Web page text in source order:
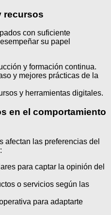
recursos
con suficiente
su papel
y formación continua.
y mejores prácticas de la
y herramientas digitales.
en el comportamiento
afectan las preferencias del
para captar la opinión del
o servicios según las
para adaptarte